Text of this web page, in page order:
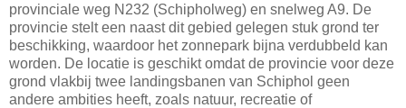
provinciale weg N232 (Schipholweg) en snelweg A9. De
provincie stelt een naast dit gebied gelegen stuk grond ter
beschikking, waardoor het zonnepark bijna verdubbeld kan
worden. De locatie is geschikt omdat de provincie voor deze
grond vlakbij twee landingsbanen van Schiphol geen
andere ambities heeft, zoals natuur, recreatie of